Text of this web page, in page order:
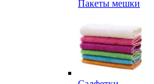
Пакеты мешки